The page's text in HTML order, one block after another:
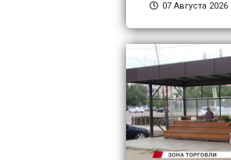
07 Августа 2026